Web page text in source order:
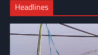
Headlines